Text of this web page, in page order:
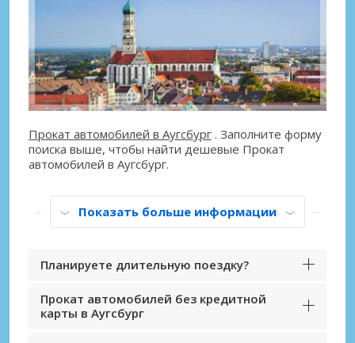
Прокат автомобилей в Аугсбург . Заполните форму
поиска выше, чтобы найти дешевые Прокат
автомобилей в Аугсбург.
Показать больше информации
Планируете длительную поездку?
Прокат автомобилей без кредитной
карты в Аугсбург